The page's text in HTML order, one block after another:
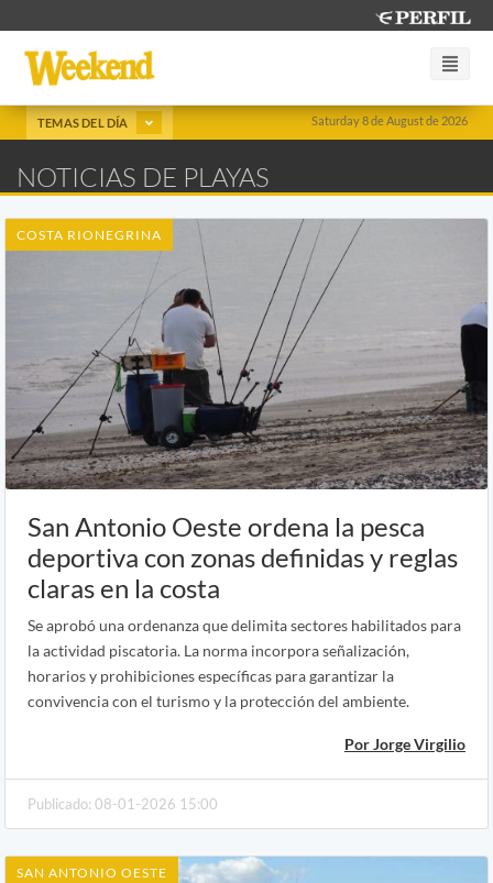
Saturday 8 de August de 2026
TEMAS DEL DÍA
NOTICIAS DE PLAYAS
COSTA RIONEGRINA
San Antonio Oeste ordena la pesca
deportiva con zonas definidas y reglas
claras en la costa
Se aprobó una ordenanza que delimita sectores habilitados para
la actividad piscatoria. La norma incorpora señalización,
horarios y prohibiciones específicas para garantizar la
convivencia con el turismo y la protección del ambiente.
Por Jorge Virgilio
Publicado: 08-01-2026 15:00
SAN ANTONIO OESTE